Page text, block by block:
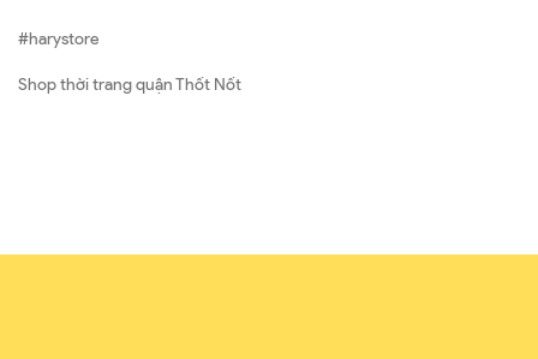
#harystore
Shop thời trang quận Thốt Nốt